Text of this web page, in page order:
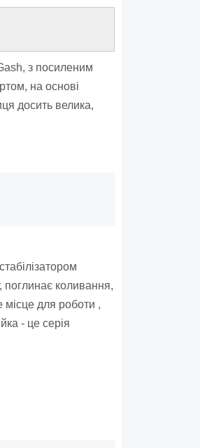
з посиленим
на основі
досить велика,
поглинає коливання,
місце для роботи ,
- це серія